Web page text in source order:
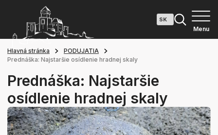
Menu
Hlavná stránka
PODUJATIA
Prednáška: Najstaršie osídlenie hradnej skaly
Prednáška: Najstaršie
osídlenie hradnej skaly